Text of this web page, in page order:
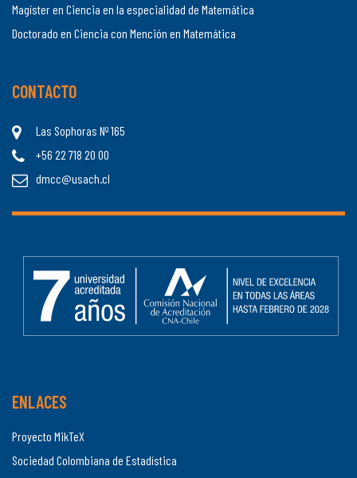
Magíster en Ciencia en la especialidad de Matemática
Doctorado en Ciencia con Mención en Matemática
CONTACTO
Las Sophoras Nº 165
+56 22 718 20 00
dmcc@usach.cl
ENLACES
Proyecto MikTeX
Sociedad Colombiana de Estadística